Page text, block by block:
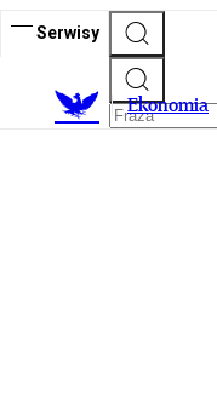
Serwisy
Ekonomia